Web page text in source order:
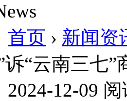
首页 › 新闻资
诉“云南三七
12-09